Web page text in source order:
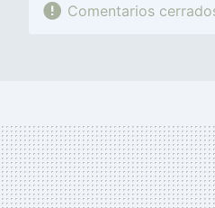
Comentarios